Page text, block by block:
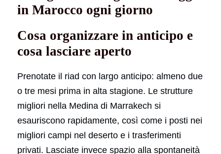
in Marocco ogni giorno
Cosa organizzare in anticipo e
cosa lasciare aperto
Prenotate il riad con largo anticipo: almeno due
o tre mesi prima in alta stagione. Le strutture
migliori nella Medina di Marrakech si
esauriscono rapidamente, così come i posti nei
migliori campi nel deserto e i trasferimenti
privati. Lasciate invece spazio alla spontaneità